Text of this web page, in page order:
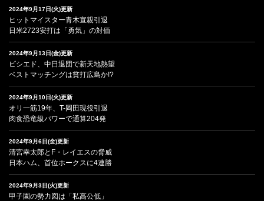
2024年9月17日(火)更新
ヒットマイスター青木宣親引退
日米2723安打は「勇気」の対価
2024年9月13日(金)更新
ビシエド、中日退団で新天地熱望
ベストマッチングは貧打広島か!?
2024年9月10日(火)更新
オリ一筋19年、T-岡田現役引退
肉食恐竜級パワーで通算204発
2024年9月6日(金)更新
清宮幸太郎とF・レイエスの脅威
日本ハム、首位ホークスに4連勝
2024年9月3日(火)更新
甲子園の勢力図は「私高公低」